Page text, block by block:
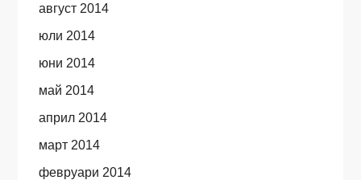
август 2014
юли 2014
юни 2014
май 2014
април 2014
март 2014
февруари 2014